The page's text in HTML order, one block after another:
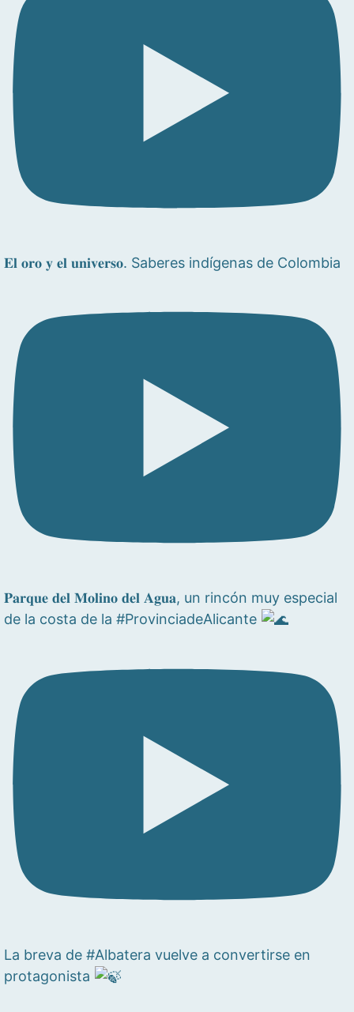
𝐄𝐥 𝐨𝐫𝐨 𝐲 𝐞𝐥 𝐮𝐧𝐢𝐯𝐞𝐫𝐬𝐨. Saberes indígenas de Colombia
𝐏𝐚𝐫𝐪𝐮𝐞 𝐝𝐞𝐥 𝐌𝐨𝐥𝐢𝐧𝐨 𝐝𝐞𝐥 𝐀𝐠𝐮𝐚, un rincón muy especial
de la costa de la #ProvinciadeAlicante
La breva de #Albatera vuelve a convertirse en
protagonista